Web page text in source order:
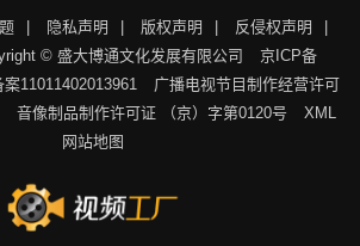
| 隐私声明 | 版权声明 | 反侵权声明
|
© 盛大博通文化发展有限公司
京ICP备
案11011402013961
广播电视节目制作经营许可
音像制品制作许可证 （京）字第0120号
XML
网站地图